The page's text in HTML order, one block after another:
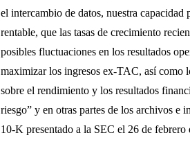
el intercambio de datos, nuestra capacidad
rentable, que las tasas de crecimiento
posibles fluctuaciones en los resultados
maximizar los ingresos ex-TAC, así como
sobre el rendimiento y los resultados
riesgo” y en otras partes de los archivos
10-K presentado a la SEC el 26 de